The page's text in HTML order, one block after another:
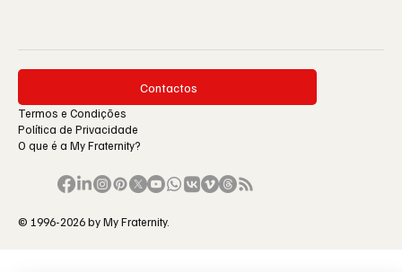
Contactos
Termos e Condições
Política de Privacidade
O que é a My Fraternity?
© 1996-2026 by My Fraternity.